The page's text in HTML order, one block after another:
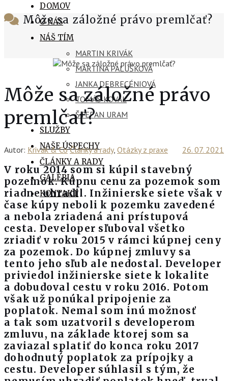
DOMOV
O NÁS
NÁŠ TÍM
MARTIN KRIVÁK
MARTINA PALUŠKOVÁ
JANKA DEBRECÉNIOVÁ
TOMÁŠ KOVAL
ŠTEFAN URAM
SLUŽBY
NAŠE ÚSPECHY
ČLÁNKY A RADY
GALÉRIA
KONTAKT
Môže sa záložné právo premlčať?
Môže sa záložné právo
premlčať?
Autor: Krivak & Co 26. 07. 2021
Články a rady, Otázky z praxe
V roku 2014 som si kúpil stavebný
pozemok. Kúpnu cenu za pozemok som
riadne uhradil. Inžinierske siete však v
čase kúpy neboli k pozemku zavedené
a nebola zriadená ani prístupová
cesta. Developer sľuboval všetko
zriadiť v roku 2015 v rámci kúpnej ceny
za pozemok. Do kúpnej zmluvy sa
tento jeho sľub ale nedostal. Developer
priviedol inžinierske siete k lokalite
a dobudoval cestu v roku 2016. Potom
však už ponúkal pripojenie za
poplatok. Nemal som inú možnosť
a tak som uzatvoril s developerom
zmluvu, na základe ktorej som sa
zaviazal splatiť do konca roku 2017
dohodnutý poplatok za prípojky a
cestu. Developer súhlasil s tým, že